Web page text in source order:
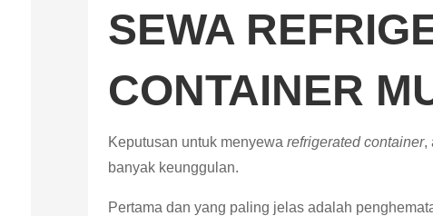
SEWA
CONTAINER
Keputusan untuk menyewarefrigerated container,
banyak keunggulan.
Pertama dan yang paling jelas adalah